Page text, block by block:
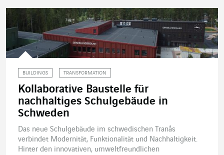
BUILDINGS TRANSFORMATION
Kollaborative Baustelle für
nachhaltiges Schulgebäude in
Schweden
Das neue Schulgebäude im schwedischen Tranås
verbindet Modernität, Funktionalität und Nachhaltigkeit.
Hinter den innovativen, umweltfreundlichen